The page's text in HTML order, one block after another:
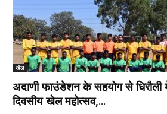
खेल
अदाणी फाउंडेशन के सहयोग से धिरौली
दिवसीय खेल महोत्सव,...